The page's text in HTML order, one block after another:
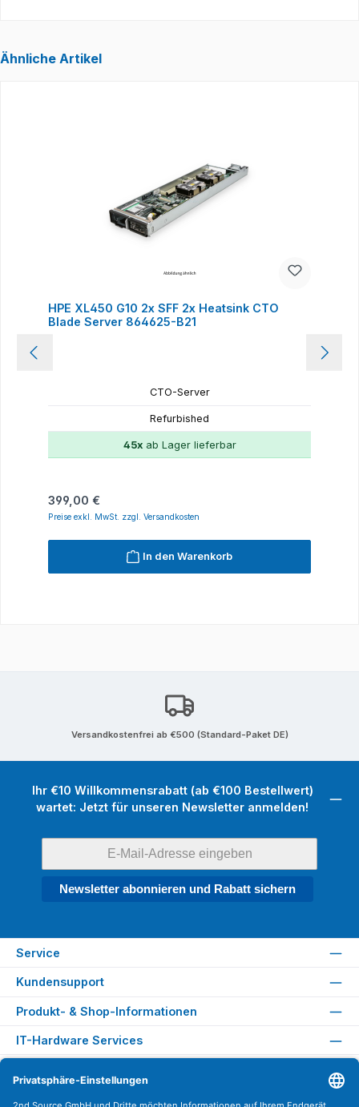
Ähnliche Artikel
HPE XL450 G10 2x SFF 2x Heatsink CTO
Blade Server 864625-B21
CTO-Server
Refurbished
45xab Lager lieferbar
Regulärer Preis:
399,00 €
Preise exkl. MwSt. zzgl. Versandkosten
In den Warenkorb
Versandkostenfrei ab €500 (Standard-Paket DE)
Ihr €10 Willkommensrabatt (ab €100 Bestellwert)
wartet: Jetzt für unseren Newsletter anmelden!
Newsletter abonnieren und Rabatt sichern
Service
Kundensupport
Produkt- & Shop-Informationen
IT-Hardware Services
Versandarten